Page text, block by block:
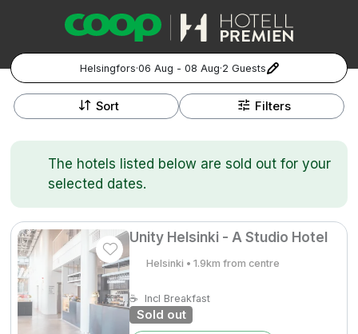
Helsingfors·06 Aug - 08 Aug·2 Guests
Popular Destinations:
Stockholm
Göteborg
Malmö
Hela Norge
Sort Filters
+
−
The hotels listed below are sold out for your
selected dates.
Unity Helsinki - A Studio Hotel
Helsinki • 1.9km from centre
☕ Incl Breakfast
Sold out
Gift Vouchers Coop.seManage Preferences
Registrera ditt hotell
Hotellweekend